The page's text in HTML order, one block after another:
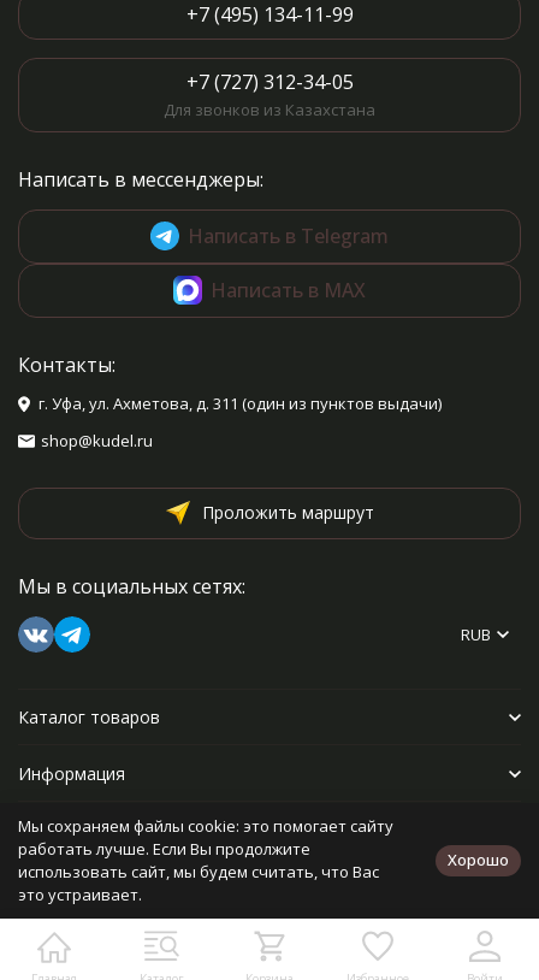
+7 (495) 134-11-99
+7 (727) 312-34-05
Для звонков из Казахстана
Написать в мессенджеры:
Написать в Telegram
Написать в MAX
Контакты:
г. Уфа, ул. Ахметова, д. 311 (один из пунктов выдачи)
shop@kudel.ru
Проложить маршрут
Мы в социальных сетях:
RUB
Каталог товаров
Информация
Прочее
Политика персональных данных
Разработано в
bodysite.ru
Мы сохраняем файлы cookie: это помогает сайту
работать лучше. Если Вы продолжите
использовать сайт, мы будем считать, что Вас
это устраивает.
Хорошо